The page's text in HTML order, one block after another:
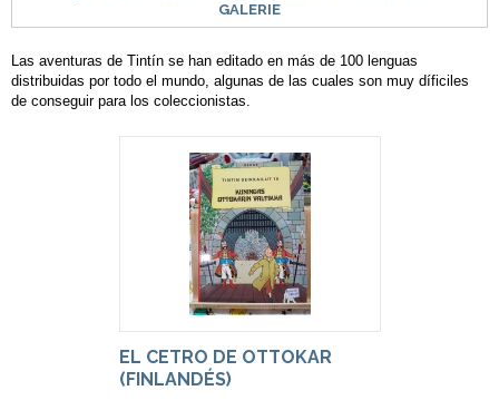
GALERIE
Las aventuras de Tintín se han editado en más de 100 lenguas
distribuidas por todo el mundo, algunas de las cuales son muy díficiles
de conseguir para los coleccionistas.
EL CETRO DE OTTOKAR
(FINLANDÉS)